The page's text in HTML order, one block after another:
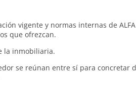
vigente y normas internas de
que ofrezcan.
la inmobiliaria.
se reúnan entre sí para concretar